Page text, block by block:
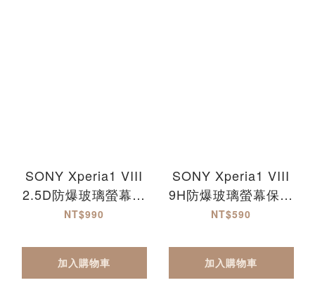
SONY Xperia1 VIII
2.5D防爆玻璃螢幕保
護貼-滿版 Xperia1VIII
NT$990
加入購物車
SONY Xperia1 VIII
9H防爆玻璃螢幕保護
貼-MQG Xperia1VIII
NT$590
加入購物車